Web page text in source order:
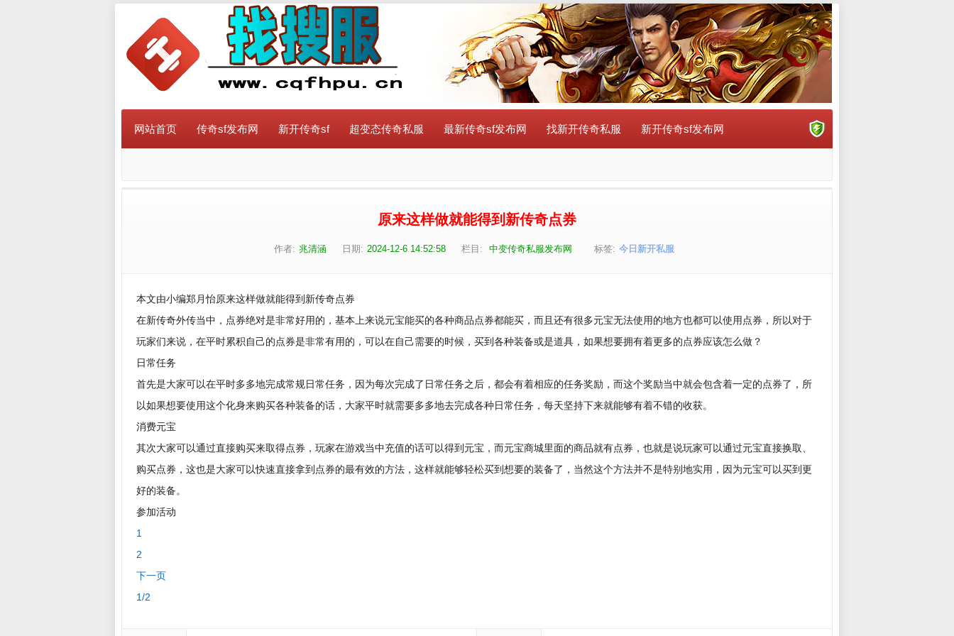
网站首页 传奇sf发布网 新开传奇sf 超变态传奇私服 最新传奇sf发布网 找新开传奇私服 新开传奇sf发布网
原来这样做就能得到新传奇点券
作者: 兆清涵 日期: 2024-12-6 14:52:58 栏目: 中变传奇私服发布网 标签: 今日新开私服
本文由小编郑月怡原来这样做就能得到新传奇点券
在新传奇外传当中，点券绝对是非常好用的，基本上来说元宝能买的各种商品点券都能买，而且还有很多元宝无法使用的地方也都可以使用点券，所以对于
玩家们来说，在平时累积自己的点券是非常有用的，可以在自己需要的时候，买到各种装备或是道具，如果想要拥有着更多的点券应该怎么做？
日常任务
首先是大家可以在平时多多地完成常规日常任务，因为每次完成了日常任务之后，都会有着相应的任务奖励，而这个奖励当中就会包含着一定的点券了，所
以如果想要使用这个化身来购买各种装备的话，大家平时就需要多多地去完成各种日常任务，每天坚持下来就能够有着不错的收获。
消费元宝
其次大家可以通过直接购买来取得点券，玩家在游戏当中充值的话可以得到元宝，而元宝商城里面的商品就有点券，也就是说玩家可以通过元宝直接换取、
购买点券，这也是大家可以快速直接拿到点券的最有效的方法，这样就能够轻松买到想要的装备了，当然这个方法并不是特别地实用，因为元宝可以买到更
好的装备。
参加活动
1
2
下一页
1/2